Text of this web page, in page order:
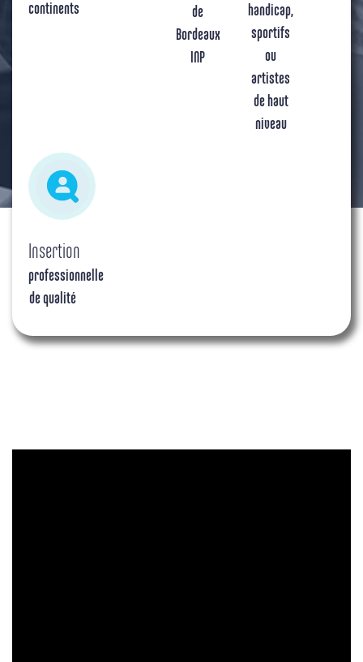
continents
de
Bordeaux
INP
handicap,
sportifs
ou
artistes
de haut
niveau
Insertion
professionnelle
de qualité